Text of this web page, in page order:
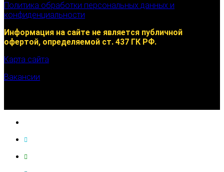
Политика обработки персональных данных и
конфиденциальности
Информация на сайте не является публичной
офертой, определяемой ст. 437 ГК РФ.
Карта сайта
Вакансии